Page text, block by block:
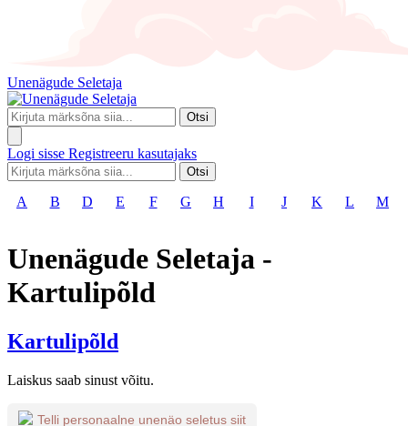
Unenägude Seletaja
Otsi
Logi sisse Registreeru kasutajaks
Otsi
A B D E F G H I J K L M
Unenägude Seletaja -
Kartulipõld
Kartulipõld
Laiskus saab sinust võitu.
Telli personaalne unenäo seletus siit